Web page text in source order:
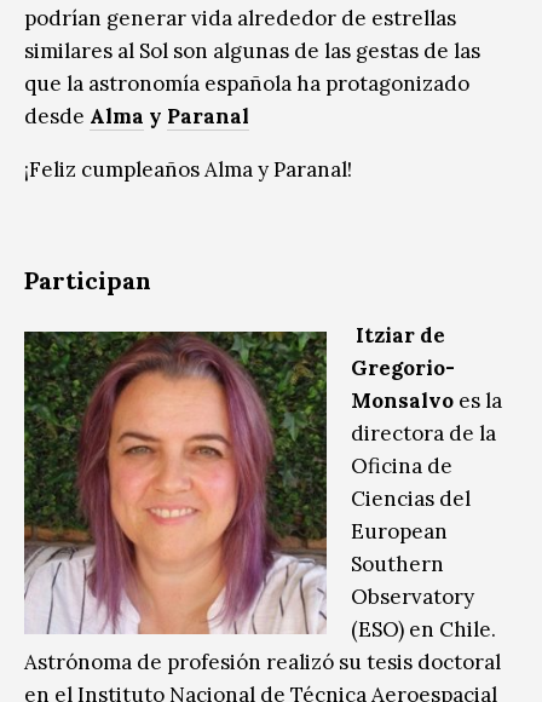
podrían generar vida alrededor de estrellas
similares al Sol son algunas de las gestas de las
que la astronomía española ha protagonizado
desde Alma y Paranal
¡Feliz cumpleaños Alma y Paranal!
Participan
Itziar de
Gregorio-
Monsalvo es la
directora de la
Oficina de
Ciencias del
European
Southern
Observatory
(ESO) en Chile.
Astrónoma de profesión realizó su tesis doctoral
en el Instituto Nacional de Técnica Aeroespacial